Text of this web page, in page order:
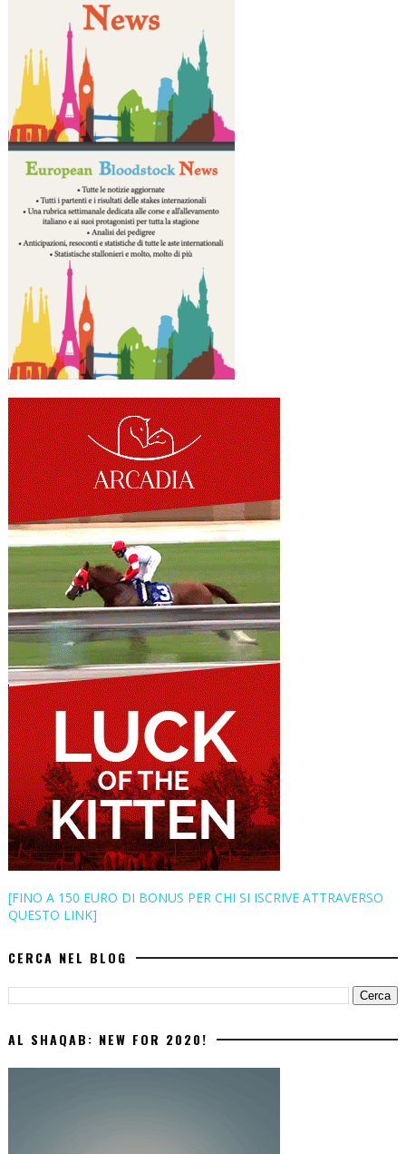
[FINO A 150 EURO DI BONUS PER CHI SI ISCRIVE ATTRAVERSO
QUESTO LINK]
CERCA NEL BLOG
AL SHAQAB: NEW FOR 2020!